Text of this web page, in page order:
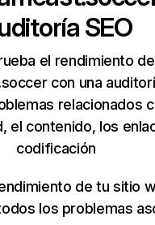
SEO
el rendimiento de
con una
relacionados
el contenido, los
codificación
de tu sitio
los problemas